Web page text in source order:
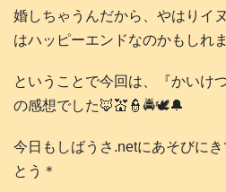
婚しちゃうんだから、やはりイ
はハッピーエンドなのかもしれ
ということで今回は、『かいけ
の感想でした🦊💒👮🚔️🕊️🔔
今日もしばうさ.netにあそびに
とう＊